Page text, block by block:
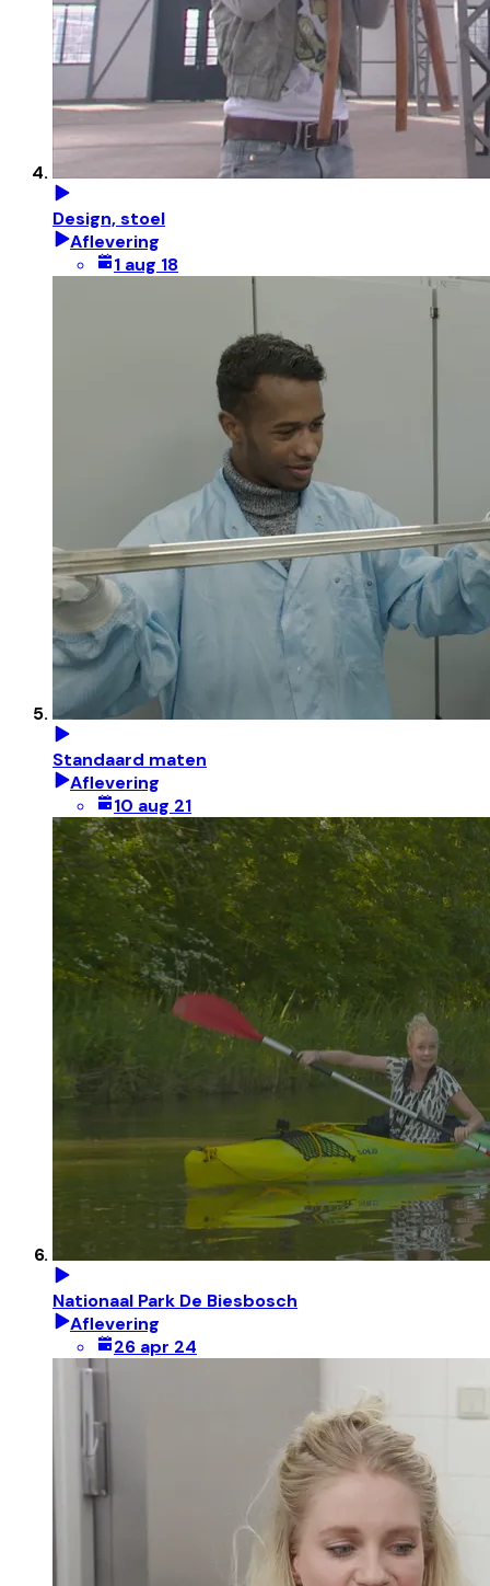
Design, stoel
Aflevering
1 aug 18
Standaard maten
Aflevering
10 aug 21
Nationaal Park De Biesbosch
Aflevering
26 apr 24